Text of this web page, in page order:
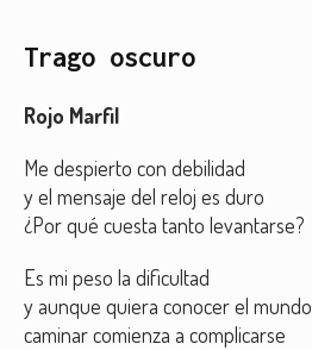
Trago oscuro
Rojo Marfil
Me despierto con debilidad
y el mensaje del reloj es duro
¿Por qué cuesta tanto levantarse?
Es mi peso la dificultad
y aunque quiera conocer el mundo
caminar comienza a complicarse